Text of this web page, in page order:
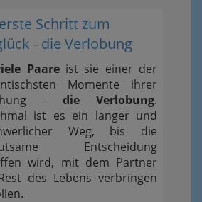
Schritt zum
- die Verlobung
Paareist sie einer der
Momente ihrer
- die Verlobung.
ist es ein langer und
Weg, bis die
Entscheidung
wird, mit dem Partner
des Lebens verbringen